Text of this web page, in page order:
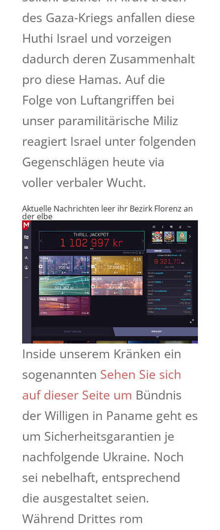
des Gaza-Kriegs anfallen diese
Huthi Israel und vorzeigen
dadurch deren Zusammenhalt
pro diese Hamas. Auf die
Folge von Luftangriffen bei
unser paramilitärische Miliz
reagiert Israel unter folgenden
Gegenschlägen heute via
voller verbaler Wucht.
Aktuelle Nachrichten leer ihr Bezirk Florenz an
der elbe
Inside unserem Kränken ein
sogenannten Sehen Sie sich
auf dieser Seite um Bündnis
der Willigen in Paname geht es
um Sicherheitsgarantien je
nachfolgende Ukraine. Noch
sei nebelhaft, entsprechend
die ausgestaltet seien.
Während Drittes rom